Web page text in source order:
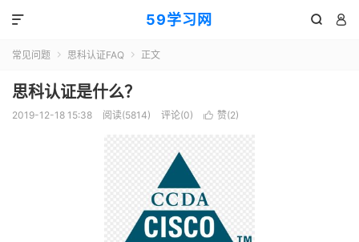
59学习网  

常见问题  思科认证FAQ  正文
思科认证是什么？
2019-12-18 15:38 阅读(5814) 评论(0)  赞(2)